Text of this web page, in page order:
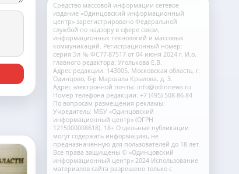
Средство массовой информации сетевое
издание «Одинцовский информационный
центр» зарегистрировано Федеральной
службой по надзору в сфере связи,
информационных технологий и массовых
коммуникаций. Регистрационный номер:
серия Эл № ФС77-87517 от 04 июня 2024 г. И.о.
главного редактора: Уголькова Е.В.
Адрес редакции: 143005, Московская область, г.
Одинцово, б-р Маршала Крылова, д. 3.
Адрес электронной почты: info@odinnews.ru.
Номер телефона редакции: +7 (495) 508-86-84
По вопросам размещения рекламы:
Учредитель: МБУ «Одинцовский
информационный центр» (ОГРН
1215000008618). 18+ Отдельные публикации
могут содержать информацию, не
предназначенную для пользователей до 18 лет.
Все права защищены © «Одинцовский
информационный центр» 2024 Использование
материалов сайта разрешено только с